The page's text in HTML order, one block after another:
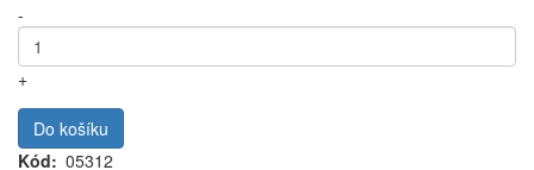
-
+
Do košíku
Kód
05312